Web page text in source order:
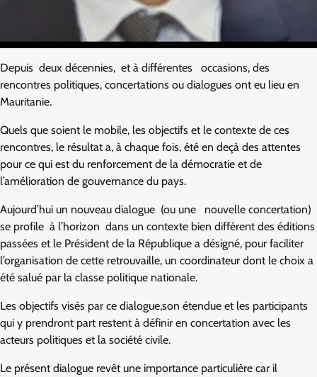
Depuis‭ ‬ ‭deux‭ ‬décennies,‭ ‬ et‭ ‬à‭ ‬différentes‭ ‬ ‭ ‬occasions,‭ des‭
‬rencontres politiques, concertations‭ ‬ou dialogues ont eu lieu en
Mauritanie.
Quels que soient le mobile, les objectifs et le contexte de ces
rencontres, le résultat a, à chaque fois, été en deçà des attentes
pour ce qui est du renforcement de la démocratie et de
l’amélioration de gouvernance du pays.
Aujourd’hui un‭ ‬nouveau dialogue‭‬ ‭ ‬(ou une‭ ‬ ‭ ‬nouvelle concertation)‭ ‬
‭se profile‭ ‬ à l’horizon‭ ‬ dans un contexte bien différent des éditions
passées et le Président de la République a désigné, pour faciliter
l’organisation de cette retrouvaille, un coordinateur dont le choix a
été salué par la classe politique nationale.
Les objectifs visés par ce dialogue,son étendue et les participants
qui y prendront part restent à définir en concertation avec les
acteurs politiques et la société civile.
Le présent dialogue revêt une importance particulière car il